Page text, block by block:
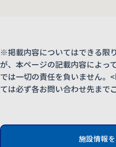
※掲載内容についてはできる限
が、本ページの記載内容によっ
では一切の責任を負いません
ては必ず各お問い合わせ先まで
施設情報